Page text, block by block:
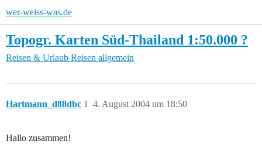
wer-weiss-was.de
Topogr. Karten Süd-Thailand 1:50.000 ?
Reisen & Urlaub Reisen allgemein
Hartmann_d88dbc 4. August 2004 um 18:50
1
Hallo zusammen!